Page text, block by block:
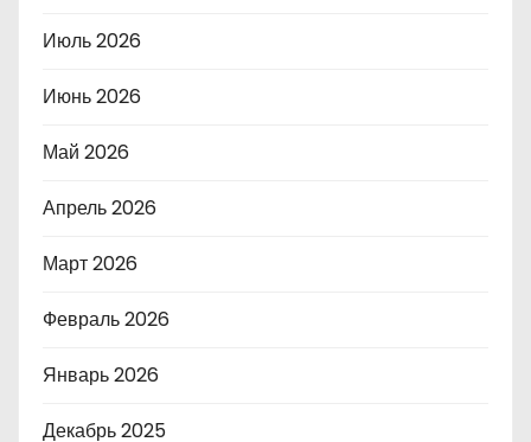
Июль 2026
Июнь 2026
Май 2026
Апрель 2026
Март 2026
Февраль 2026
Январь 2026
Декабрь 2025